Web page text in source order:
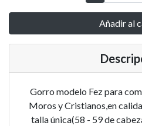
Añadir al
Gorro modelo Fez para
Moros y Cristianos,en
talla única(58 - 59 de